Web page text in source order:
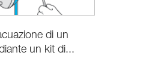
di un
un kit di...